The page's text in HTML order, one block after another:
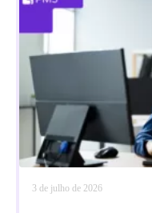
3 de julho de 2026